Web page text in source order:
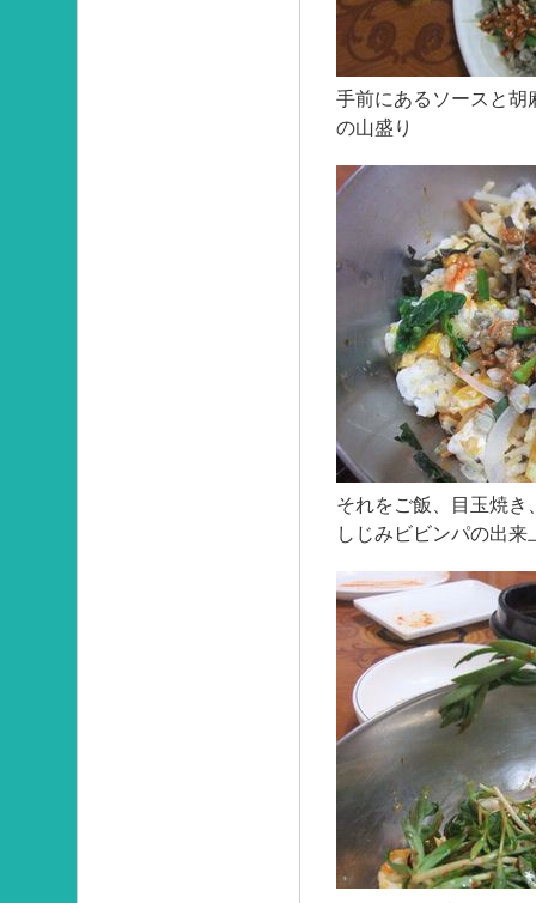
手前にあるソースと胡
の山盛り
それをご飯、目玉焼
しじみビビンパの出来